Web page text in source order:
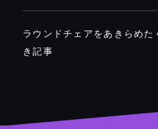
ラウンドチェアをあきらめ
き記事